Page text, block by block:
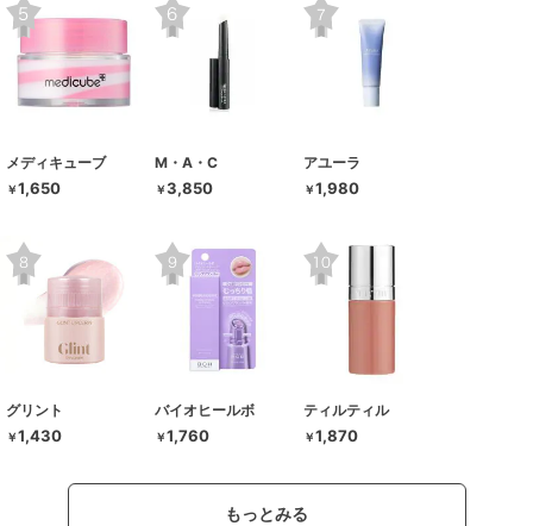
メディキューブ
￥1,650
M・A・C
￥3,850
アユーラ
￥1,980
グリント
￥1,430
バイオヒールボ
￥1,760
ティルティル
￥1,870
もっとみる